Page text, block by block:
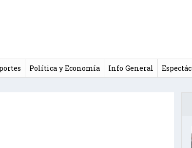
Política y Economía Info General